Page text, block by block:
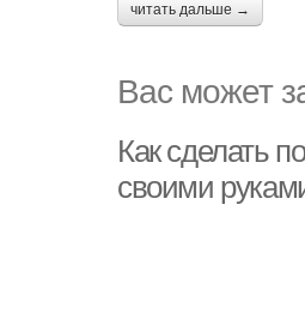
читать дальше →
Вас может
Как сделать
своими